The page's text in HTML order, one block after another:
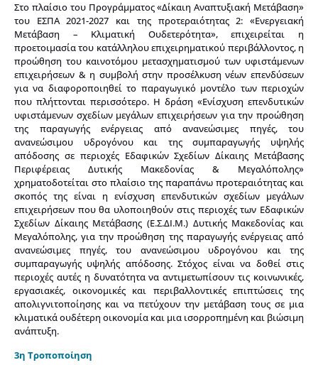
Στο πλαίσιο του Προγράμματος «Δίκαιη Αναπτυξιακή Μετάβαση»
του ΕΣΠΑ 2021-2027 και της προτεραιότητας 2: «Eνεργειακή
Μετάβαση – Κλιματική Ουδετερότητα», επιχειρείται η
προετοιμασία του κατάλληλου επιχειρηματικού περιβάλλοντος, η
προώθηση του καινοτόμου μετασχηματισμού των υφιστάμενων
επιχειρήσεων & η συμβολή στην προσέλκυση νέων επενδύσεων
για να διαφοροποιηθεί το παραγωγικό μοντέλο των περιοχών
που πλήττονται περισσότερο. Η δράση «Ενίσχυση επενδυτικών
υφιστάμενων σχεδίων μεγάλων επιχειρήσεων για την προώθηση
της παραγωγής ενέργειας από ανανεώσιμες πηγές, του
ανανεώσιμου υδρογόνου και της συμπαραγωγής υψηλής
απόδοσης σε περιοχές Εδαφικών Σχεδίων Δίκαιης Μετάβασης
Περιφέρειας Δυτικής Μακεδονίας & Μεγαλόπολης»
χρηματοδοτείται στο πλαίσιο της παραπάνω προτεραιότητας και
σκοπός της είναι η ενίσχυση επενδυτικών σχεδίων μεγάλων
επιχειρήσεων που θα υλοποιηθούν στις περιοχές των Εδαφικών
Σχεδίων Δίκαιης Μετάβασης (Ε.Σ.ΔΙ.Μ.) Δυτικής Μακεδονίας και
Μεγαλόπολης, για την προώθηση της παραγωγής ενέργειας από
ανανεώσιμες πηγές, του ανανεώσιμου υδρογόνου και της
συμπαραγωγής υψηλής απόδοσης. Στόχος είναι να δοθεί στις
περιοχές αυτές η δυνατότητα να αντιμετωπίσουν τις κοινωνικές,
εργασιακές, οικονομικές και περιβαλλοντικές επιπτώσεις της
απολιγνιτοποίησης και να πετύχουν την μετάβαση τους σε μια
κλιματικά ουδέτερη οικονομία και μια ισορροπημένη και βιώσιμη
ανάπτυξη.
3η Τροποποίηση